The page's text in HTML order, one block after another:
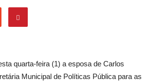
quarta-feira (1) a esposa de Carlos
Municipal de Políticas Pública para as